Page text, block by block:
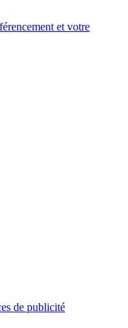
de publicité